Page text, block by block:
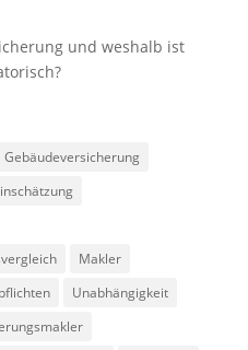
und weshalb ist
Gebäudeversicherung
Makler
Unabhängigkeit